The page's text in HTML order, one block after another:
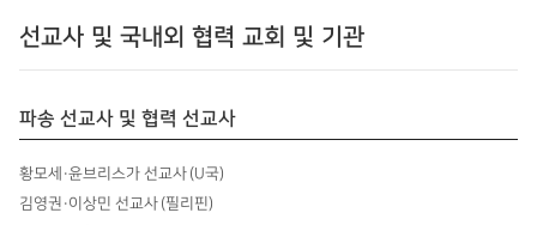
선교사 및 국내외 협력 교회 및 기관
파송 선교사 및 협력 선교사
황모세·윤브리스가 선교사 (U국)
김영권·이상민 선교사 (필리핀)